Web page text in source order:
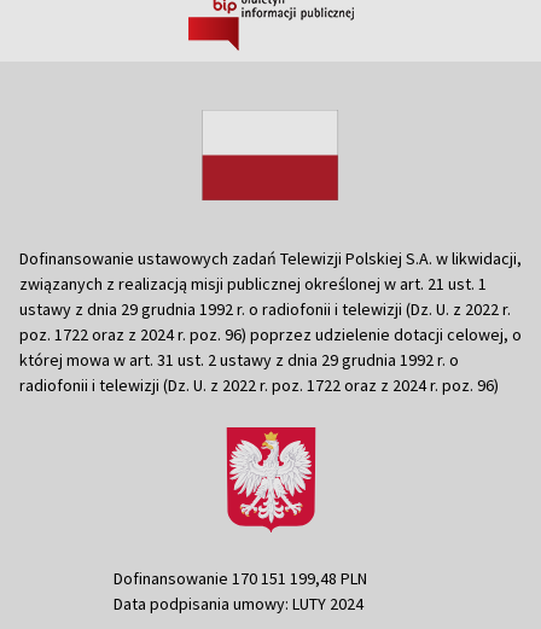
Dofinansowanie ustawowych zadań Telewizji Polskiej S.A. w likwidacji,
związanych z realizacją misji publicznej określonej w art. 21 ust. 1
ustawy z dnia 29 grudnia 1992 r. o radiofonii i telewizji (Dz. U. z 2022 r.
poz. 1722 oraz z 2024 r. poz. 96) poprzez udzielenie dotacji celowej, o
której mowa w art. 31 ust. 2 ustawy z dnia 29 grudnia 1992 r. o
radiofonii i telewizji (Dz. U. z 2022 r. poz. 1722 oraz z 2024 r. poz. 96)
Dofinansowanie 170 151 199,48 PLN
Data podpisania umowy: LUTY 2024